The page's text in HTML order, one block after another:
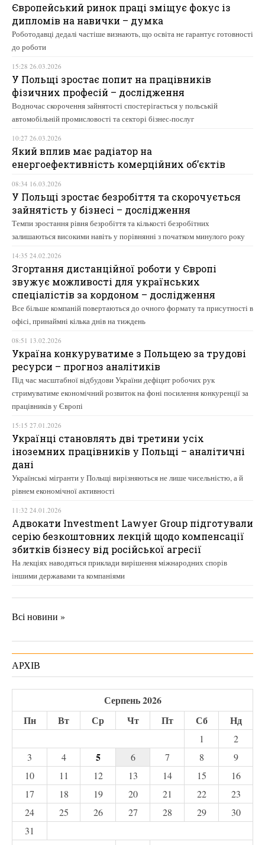
Європейський ринок праці зміщує фокус із
дипломів на навички – думка
Роботодавці дедалі частіше визнають, що освіта не гарантує готовності
до роботи
15:28 26.03.2026
У Польщі зростає попит на працівників
фізичних професій – дослідження
Водночас скорочення зайнятості спостерігається у польській
автомобільній промисловості та секторі бізнес-послуг
10:27 26.03.2026
Який вплив має радіатор на
енергоефективність комерційних об’єктів
08:34 16.03.2026
У Польщі зростає безробіття та скорочується
зайнятість у бізнесі – дослідження
Темпи зростання рівня безробіття та кількості безробітних
залишаються високими навіть у порівнянні з початком минулого року
14:35 24.02.2026
Згортання дистанційної роботи у Європі
звужує можливості для українських
спеціалістів за кордоном – дослідження
Все більше компаній повертаються до очного формату та присутності в
офісі, принаймні кілька днів на тиждень
08:51 13.02.2026
Україна конкуруватиме з Польщею за трудові
ресурси – прогноз аналітиків
Під час масштабної відбудови України дефіцит робочих рук
стримуватиме економічний розвиток на фоні посилення конкуренції за
працівників у Європі
15:15 27.01.2026
Українці становлять дві третини усіх
іноземних працівників у Польщі – аналітичні
дані
Українські мігранти у Польщі вирізняються не лише чисельністю, а й
рівнем економічної активності
11:32 24.01.2026
Адвокати Investment Lawyer Group підготували
серію безкоштовних лекцій щодо компенсації
збитків бізнесу від російської агресії
На лекціях наводяться приклади вирішення міжнародних спорів
іншими державами та компаніями
Всі новини »
АРХІВ
Серпень 2026
Пн
Вт Ср Чт Пт Сб Нд
1
2
3
4 5 6 7 8
9
10
11 12 13 14 15
16
17
18 19 20 21 22
23
24
25 26 27 28 29
30
31